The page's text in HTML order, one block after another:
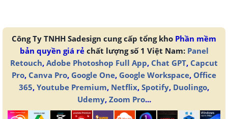
Công Ty TNHH Sadesign cung cấp tổng kho Phần mềm
bản quyền giá rẻchất lượng số 1 Việt Nam: Panel
Retouch, Adobe Photoshop Full App, Chat GPT, Capcut
Pro, Canva Pro, Google One, Google Workspace, Office
365, Youtube Premium, Netflix, Spotify, Duolingo,
Udemy, Zoom Pro...